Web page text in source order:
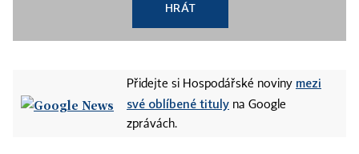
HRÁT
Přidejte si Hospodářské noviny mezi
své oblíbené tituly na Google
zprávách.